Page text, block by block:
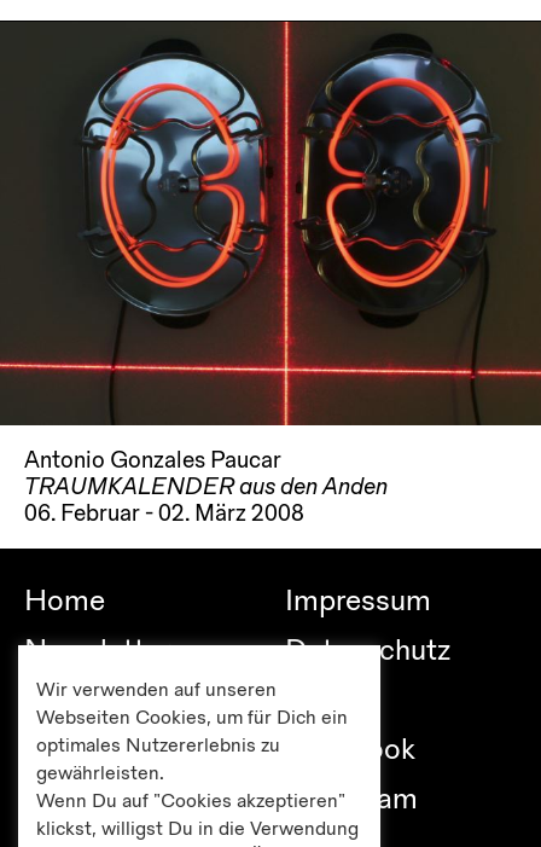
Antonio Gonzales Paucar
TRAUMKALENDER aus den Anden
06. Februar - 02. März 2008
Home
Newsletter
Besuch
Publikationen
Editionen
Impressum
Datenschutz
Facebook
Instagram
Wir verwenden auf unseren
Webseiten Cookies, um für Dich ein
optimales Nutzererlebnis zu
gewährleisten.
Wenn Du auf "Cookies akzeptieren"
klickst, willigst Du in die Verwendung